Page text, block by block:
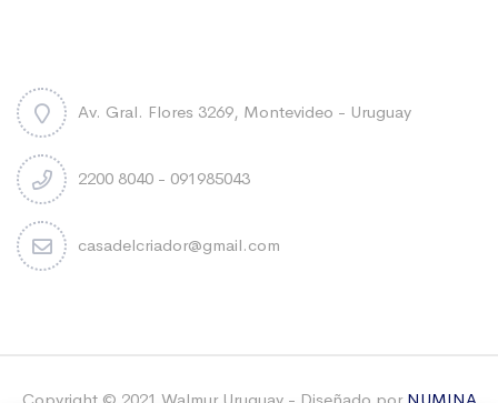
Av. Gral. Flores 3269, Montevideo - Uruguay
2200 8040 - 091985043
casadelcriador@gmail.com
Copyright © 2021 Walmur Uruguay - Diseñado por NUMINA